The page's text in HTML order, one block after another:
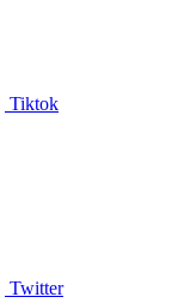
Tiktok
Twitter